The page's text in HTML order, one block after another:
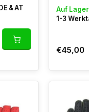
& AT
Auf Lager
1-3
€45,00